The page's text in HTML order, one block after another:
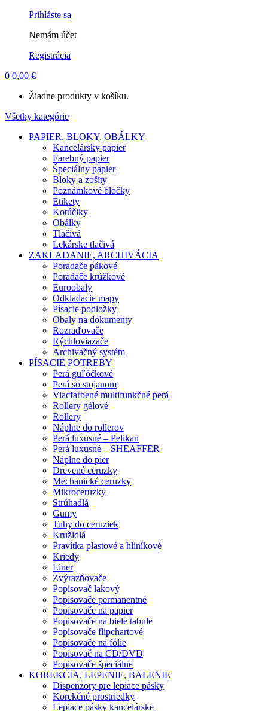
Prihláste sa
Nemám účet
Registrácia
0 0,00 €
Žiadne produkty v košíku.
Všetky kategórie
PAPIER, BLOKY, OBÁLKY
Kancelársky papier
Farebný papier
Špeciálny papier
Bloky a zošity
Poznámkové bločky
Etikety
Kotúčiky
Obálky
Tlačivá
Lekárske tlačivá
ZAKLADANIE, ARCHIVÁCIA
Poradače pákové
Poradače krúžkové
Euroobaly
Odkladacie mapy
Písacie podložky
Obaly na dokumenty
Rozraďovače
Rýchloviazače
Archivačný systém
PÍSACIE POTREBY
Perá guľôčkové
Perá so stojanom
Viacfarbené multifunkčné perá
Rollery gélové
Rollery
Náplne do rollerov
Perá luxusné – Pelikan
Perá luxusné – SHEAFFER
Náplne do pier
Drevené ceruzky
Mechanické ceruzky
Mikroceruzky
Strúhadlá
Gumy
Tuhy do ceruziek
Kružidlá
Pravítka plastové a hliníkové
Kriedy
Liner
Zvýrazňovače
Popisovač lakový
Popisovače permanentné
Popisovače na papier
Popisovače na biele tabule
Popisovače flipchartové
Popisovače na fólie
Popisovač na CD/DVD
Popisovače špeciálne
KOREKCIA, LEPENIE, BALENIE
Dispenzory pre lepiace pásky
Korekčné prostriedky
Lepiace pásky kancelárske